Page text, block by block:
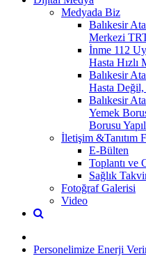
Medyada Biz
Balıkesir
Merkezi
İnme 112
Hasta Hızlı
Balıkesir
Hasta
Balıkesir
Yemek
Borusu
İletişim &Tanıtım
E-Bülten
Toplantı ve
Sağlık
Fotoğraf Galerisi
Video
Personelimize Enerji